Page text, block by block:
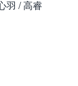
羽 / 高睿